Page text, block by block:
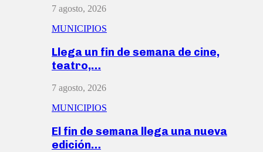
7 agosto, 2026
MUNICIPIOS
Llega un fin de semana de cine,
teatro,…
7 agosto, 2026
MUNICIPIOS
El fin de semana llega una nueva
edición…